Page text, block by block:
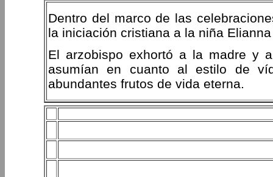
Dentro del marco de las
la iniciación cristiana a la niña
El arzobispo exhortó a la madre y
asumían en cuanto al estilo de
abundantes frutos de vida eterna.